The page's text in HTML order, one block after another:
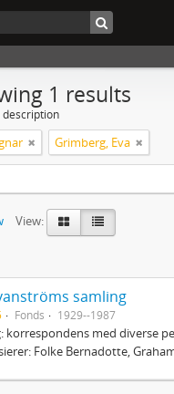
1 results
description
Grimberg, Eva
View:
samling
Fonds 1929--1987
korrespondens med diverse
Folke Bernadotte,